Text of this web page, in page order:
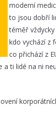
moderní
to jsou dobří
téměř
kdo vychází z
co přichází z
a ti lidé na ni